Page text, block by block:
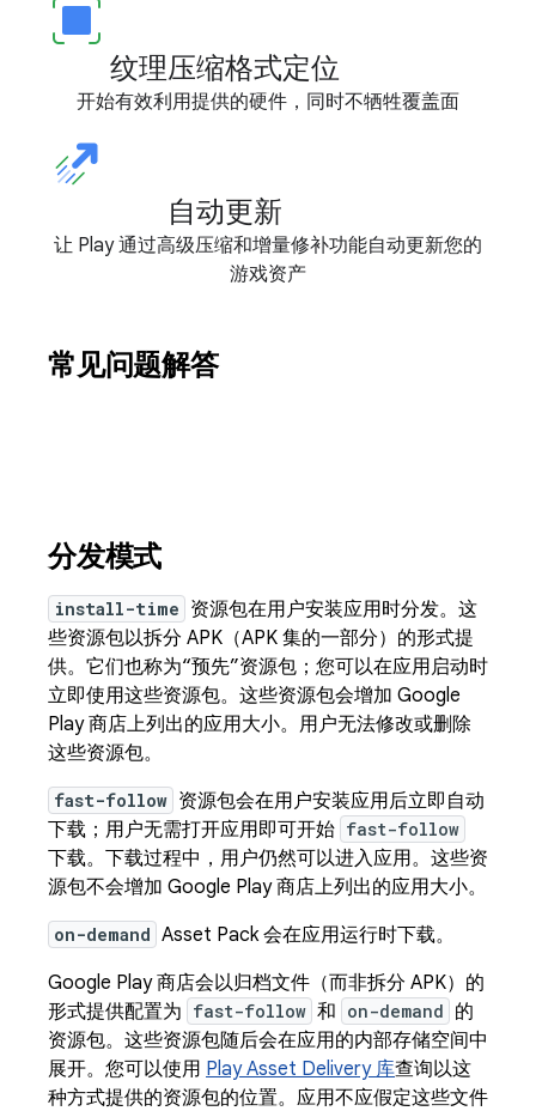
纹理压缩格式定位
开始有效利用提供的硬件，同时不牺牲覆盖面
自动更新
让 Play 通过高级压缩和增量修补功能自动更新您的
游戏资产
常见问题解答
分发模式
install-time 资源包在用户安装应用时分发。这
些资源包以拆分 APK（APK 集的一部分）的形式提
供。它们也称为“预先”资源包；您可以在应用启动时
立即使用这些资源包。这些资源包会增加 Google
Play 商店上列出的应用大小。用户无法修改或删除
这些资源包。
fast-follow 资源包会在用户安装应用后立即自动
下载；用户无需打开应用即可开始 fast-follow
下载。下载过程中，用户仍然可以进入应用。这些资
源包不会增加 Google Play 商店上列出的应用大小。
on-demand Asset Pack 会在应用运行时下载。
Google Play 商店会以归档文件（而非拆分 APK）的
形式提供配置为 fast-follow 和 on-demand 的
资源包。这些资源包随后会在应用的内部存储空间中
展开。您可以使用 Play Asset Delivery 库查询以这
种方式提供的资源包的位置。应用不应假定这些文件